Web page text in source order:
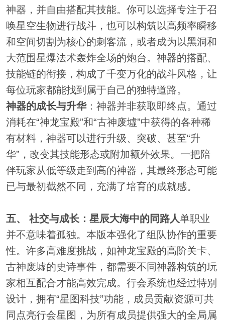
神器，并自由搭配其技能。你可以选择专注于召
唤星空生物进行战斗，也可以构筑以高频率瞬移
和空间切割为核心的刺客流，或者成为以黑洞和
大范围星爆法术轰炸全场的炮台。神器的搭配、
技能链的衔接，构成了千变万化的战斗风格，让
每位玩家都能找到属于自己的独特道路。
神器的成长与升华：神器并非获取即终点。通过
消耗在“神龙宝殿”和“古神废墟”中获得的各种稀
有材料，神器可以进行升级、突破、甚至“升
华”，改变其技能形态或附加额外效果。一把陪
伴玩家从低等级走到高的神器，其最终形态可能
已与最初截然不同，充满了培育的成就感。
五、 社交与成长：星辰大海中的同路人单职业
并不意味着孤独。本版本强化了组队协作的重要
性。许多高难度挑战，如神龙宝殿的高阶关卡、
古神废墟的史诗事件，都需要不同神器构筑的玩
家相互配合才能高效完成。行会系统也经过特别
设计，拥有“星图科技”功能，成员贡献资源可共
同点亮行会星图，为所有成员提供强大的全局属